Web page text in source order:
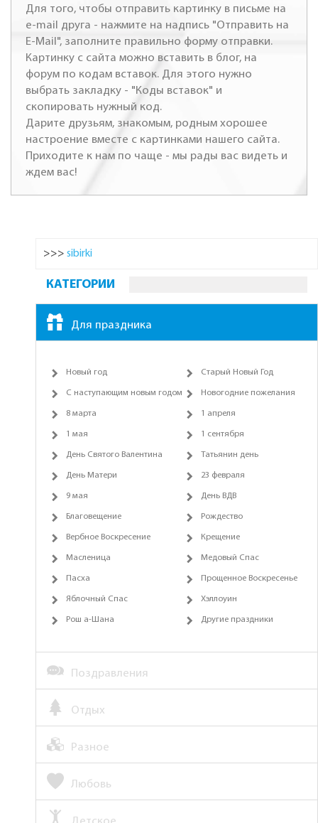
Для того, чтобы отправить картинку в письме на
e-mail друга - нажмите на надпись "Отправить на
E-Mail", заполните правильно форму отправки.
Картинку с сайта можно вставить в блог, на
форум по кодам вставок. Для этого нужно
выбрать закладку - "Коды вставок" и
скопировать нужный код.
Дарите друзьям, знакомым, родным хорошее
настроение вместе с картинками нашего сайта.
Приходите к нам по чаще - мы рады вас видеть и
ждем вас!
>>> sibirki
КАТЕГОРИИ
Для праздника
Новый год Старый Новый Год
С наступающим новым годом Новогодние пожелания
8 марта 1 апреля
1 мая 1 сентября
День Святого Валентина Татьянин день
День Матери 23 февраля
9 мая День ВДВ
Благовещение Рождество
Вербное Воскресение Крещение
Масленица Медовый Спас
Пасха Прощенное Воскресенье
Яблочный Спас Хэллоуин
Рош а-Шана Другие праздники
Поздравления
Отдых
Разное
Любовь